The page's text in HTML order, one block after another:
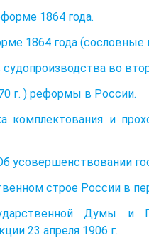
1864 года.
1864 года (сословные
во
г. ) реформы в России.
комплектования и
усовершенствовании
строе России в
Думы и
23 апреля 1906 г.